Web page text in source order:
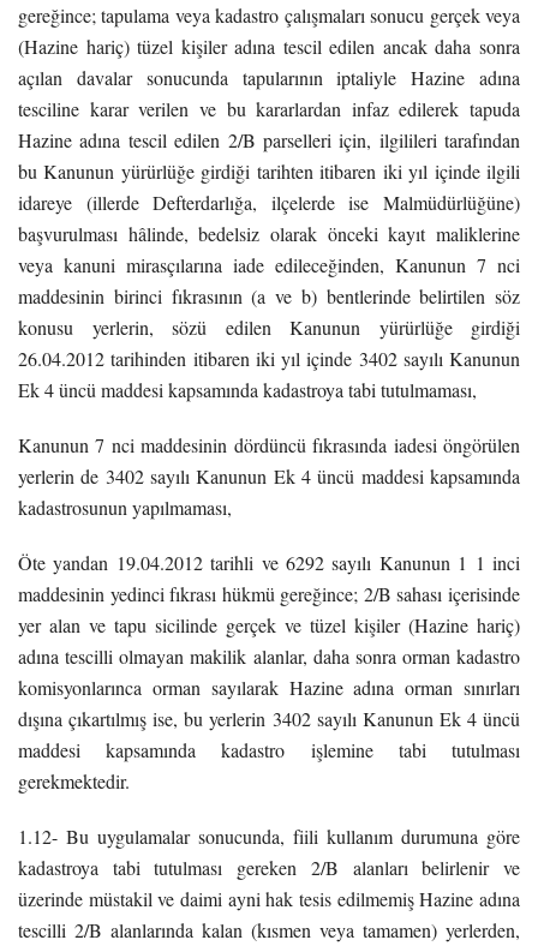
gereğince; tapulama veya kadastro çalışmaları sonucu gerçek veya
(Hazine hariç) tüzel kişiler adına tescil edilen ancak daha sonra
açılan davalar sonucunda tapularının iptaliyle Hazine adına
tesciline karar verilen ve bu kararlardan infaz edilerek tapuda
Hazine adına tescil edilen 2/B parselleri için, ilgilileri tarafından
bu Kanunun yürürlüğe girdiği tarihten itibaren iki yıl içinde ilgili
idareye (illerde Defterdarlığa, ilçelerde ise Malmüdürlüğüne)
başvurulması hâlinde, bedelsiz olarak önceki kayıt maliklerine
veya kanuni mirasçılarına iade edileceğinden, Kanunun 7 nci
maddesinin birinci fıkrasının (a ve b) bentlerinde belirtilen söz
konusu yerlerin, sözü edilen Kanunun yürürlüğe girdiği
26.04.2012 tarihinden itibaren iki yıl içinde 3402 sayılı Kanunun
Ek 4 üncü maddesi kapsamında kadastroya tabi tutulmaması,
Kanunun 7 nci maddesinin dördüncü fıkrasında iadesi öngörülen
yerlerin de 3402 sayılı Kanunun Ek 4 üncü maddesi kapsamında
kadastrosunun yapılmaması,
Öte yandan 19.04.2012 tarihli ve 6292 sayılı Kanunun 1 1 inci
maddesinin yedinci fıkrası hükmü gereğince; 2/B sahası içerisinde
yer alan ve tapu sicilinde gerçek ve tüzel kişiler (Hazine hariç)
adına tescilli olmayan makilik alanlar, daha sonra orman kadastro
komisyonlarınca orman sayılarak Hazine adına orman sınırları
dışına çıkartılmış ise, bu yerlerin 3402 sayılı Kanunun Ek 4 üncü
maddesi kapsamında kadastro işlemine tabi tutulması
gerekmektedir.
1.12- Bu uygulamalar sonucunda, fiili kullanım durumuna göre
kadastroya tabi tutulması gereken 2/B alanları belirlenir ve
üzerinde müstakil ve daimi ayni hak tesis edilmemiş Hazine adına
tescilli 2/B alanlarında kalan (kısmen veya tamamen) yerlerden,